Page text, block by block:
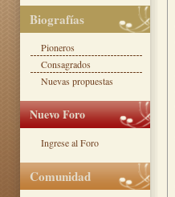
Biografías
Pioneros
Consagrados
Nuevas propuestas
Nuevo Foro
Ingrese al Foro
Comunidad